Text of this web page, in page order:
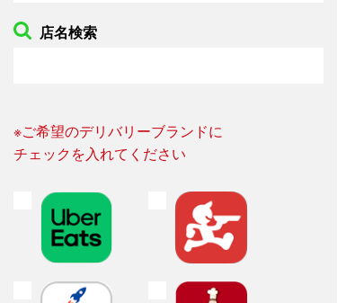
店名検索
※ご希望のデリバリーブランドに
チェックを入れてください